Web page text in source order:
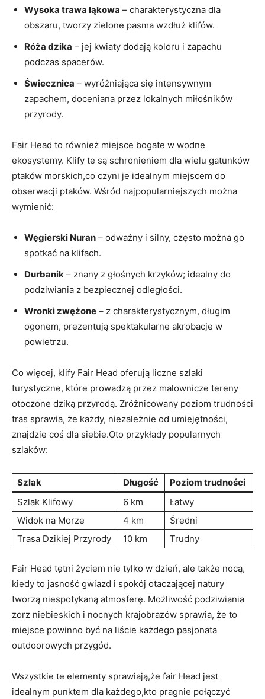
Wysoka trawa łąkowa – charakterystyczna dla
obszaru, tworzy zielone pasma wzdłuż klifów.
Róża dzika – jej kwiaty dodają koloru i zapachu
podczas spacerów.
Świecznica – wyróżniająca się intensywnym
zapachem, doceniana przez lokalnych miłośników
przyrody.
Fair Head to również miejsce bogate w wodne
ekosystemy. Klify te są schronieniem dla wielu gatunków
ptaków morskich,co czyni je idealnym miejscem do
obserwacji ptaków. Wśród najpopularniejszych można
wymienić:
Węgierski Nuran – odważny i silny, często można go
spotkać na klifach.
Durbanik – znany z głośnych krzyków; idealny do
podziwiania z bezpiecznej odległości.
Wronki zwężone – z charakterystycznym, długim
ogonem, prezentują spektakularne akrobacje w
powietrzu.
Co więcej, klify Fair Head oferują liczne szlaki
turystyczne, które prowadzą przez malownicze tereny
otoczone dziką przyrodą. Zróżnicowany poziom trudności
tras sprawia, że każdy, niezależnie od umiejętności,
znajdzie coś dla siebie.Oto przykłady popularnych
szlaków:
Szlak Długość
Poziom trudności
Szlak Klifowy
6 km
Łatwy
Widok na Morze
4 km
Średni
Trasa Dzikiej Przyrody
10 km Trudny
Fair Head tętni życiem nie tylko w dzień, ale także nocą,
kiedy to jasność gwiazd i spokój otaczającej natury
tworzą niespotykaną atmosferę. Możliwość podziwiania
zorz niebieskich i nocnych krajobrazów sprawia, że to
miejsce powinno być na liście każdego pasjonata
outdoorowych przygód.
Wszystkie te elementy sprawiają,że fair Head jest
idealnym punktem dla każdego,kto pragnie połączyć